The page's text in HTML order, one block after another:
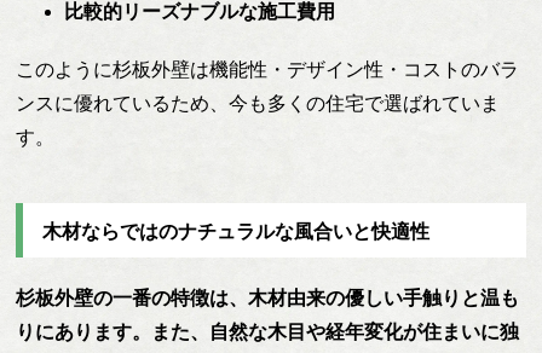
比較的リーズナブルな施工費用
このように杉板外壁は機能性・デザイン性・コストのバラ
ンスに優れているため、今も多くの住宅で選ばれていま
す。
木材ならではのナチュラルな風合いと快適性
杉板外壁の一番の特徴は、木材由来の優しい手触りと温も
りにあります。また、自然な木目や経年変化が住まいに独